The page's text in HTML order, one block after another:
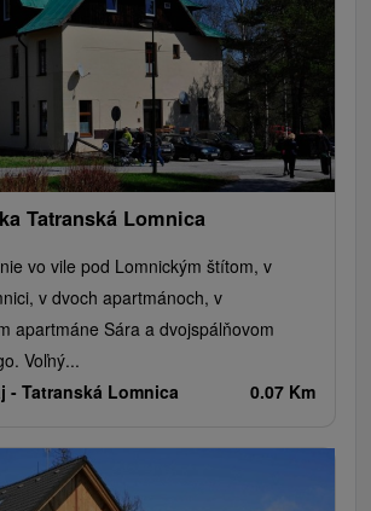
Tatranská Lomnica
vo vile pod Lomnickým štítom, v
v dvoch apartmánoch, v
apartmáne Sára a dvojspálňovom
Voľný...
- Tatranská Lomnica 0.07 Km